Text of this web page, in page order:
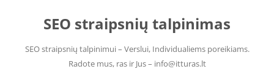
contentSEO straipsnių talpinimas
SEO straipsnių talpinimui – Verslui, Individualiems poreikiams.
Radote mus, ras ir Jus – info@itturas.lt